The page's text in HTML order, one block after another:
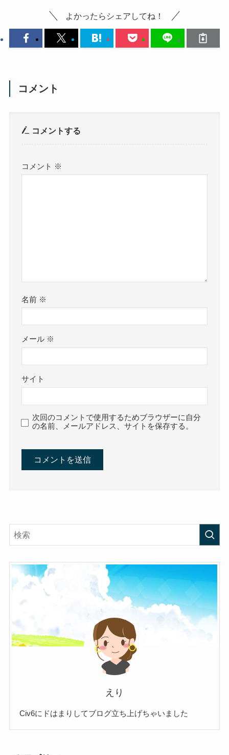
よかったらシェアしてね！
コメント
コメントする
コメント ※
名前 ※
メール ※
サイト
次回のコメントで使用するためブラウザーに自分
の名前、メールアドレス、サイトを保存する。
えり
Civ6にドはまりしてブログ立ち上げちゃいました